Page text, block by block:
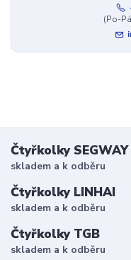
(Po-
Čtyřkolky SEGWAY
skladem a k odběru
Čtyřkolky LINHAI
skladem a k odběru
Čtyřkolky TGB
skladem a k odběru